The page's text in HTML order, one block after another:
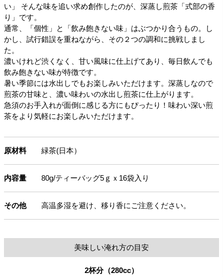
い」 そんな味を追い求め創作したのが、深蒸し煎茶「式部の香
り」です。
通常、「個性」と「飲み飽きない味」はぶつかり合うもの。し
かし、試行錯誤を重ねながら、その２つの調和に挑戦しまし
た。
濃いけれど渋くなく、甘い風味に仕上げてあり、毎日飲んでも
飲み飽きない味が特徴です。
暑い季節には水出しでもお楽しみいただけます。深蒸しなので
煎茶の甘味と、濃い味わいの水出し煎茶に仕上がります。
急須のお手入れが面倒に感じる方にもぴったり！味わい深い煎
茶をより気軽にお楽しみいただけます。
原材料 緑茶(日本）
内容量 80g/ティーバッグ5ｇｘ16袋入り
その他 高温多湿を避け、移り香にご注意ください。
美味しい淹れ方の目安
2杯分（280cc）